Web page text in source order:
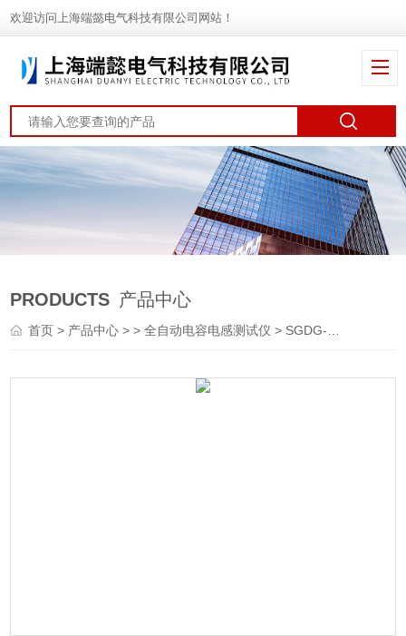
欢迎访问上海端懿电气科技有限公司网站！
PRODUCTS 产品中心
首页> 产品中心 > >全自动电容电感测试仪 > SGDG-1A电容电感测试仪